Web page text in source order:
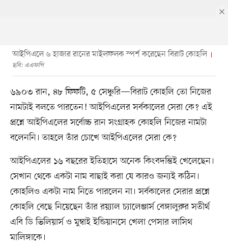
আইপিএলে ৬ হাজার রানের মাইলফলক স্পর্শ করেছেন বিরাট কোহলি
ছবি: এএফপি
৬৯০৩ রান, ৪৮ ফিফটি, ৫ সেঞ্চুরি—বিরাট কোহলি তো নিজের
নামটাই বলতে পারতেন! আইপিএলের সর্বকালের সেরা কে? এই
প্রশ্নে আইপিএলের সর্বোচ্চ রান সংগ্রাহক কোহলি নিজের নামটা
বলেননি। তাহলে তাঁর চোখে আইপিএলের সেরা কে?
আইপিএলের ১৬ বছরের ইতিহাসে অনেক কিংবদন্তিই খেলেছেন।
সেখান থেকে একটা নাম বাছাই করা যে কারও জন্যই কঠিন।
কোহলিও একটা নাম নিতে পারলেন না। সর্বকালের সেরার প্রশ্নে
কোহলি বেছে নিয়েছেন তাঁর রয়্যাল চ্যালেঞ্জার্স বেঙ্গালুরুর সতীর্থ
এবি ডি ভিলিয়ার্স ও মুম্বাই ইন্ডিয়ানসে খেলা পেসার লাসিথ
মালিঙ্গাকে।